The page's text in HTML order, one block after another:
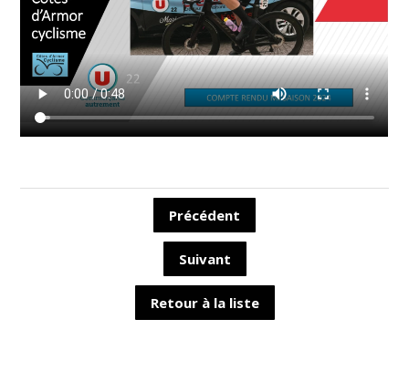
Retour à la liste
Précédent
Suivant